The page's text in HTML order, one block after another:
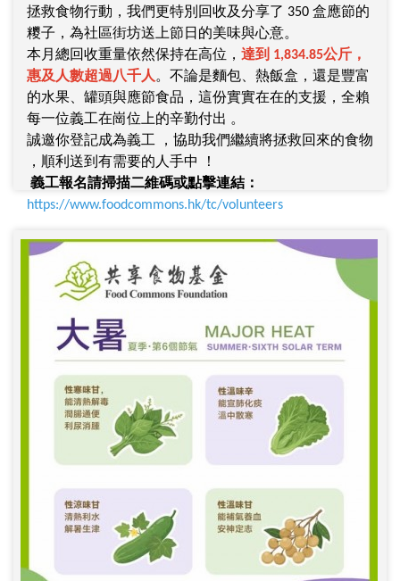
拯救食物行動，我們更特別回收及分享了 350 盒應節的
糭子，為社區街坊送上節日的美味與心意。
本月總回收重量依然保持在高位， 達到 1,834.85公斤，
惠及人數超過八千人。不論是麵包、熱飯盒，還是豐富
的水果、罐頭與應節食品，這份實實在在的支援，全賴
每一位義工在崗位上的辛勤付出 。
誠邀你登記成為義工 ，協助我們繼續將拯救回來的食物
，順利送到有需要的人手中 ！
義工報名請掃描二維碼或點擊連結：
https://www.foodcommons.hk/tc/volunteers